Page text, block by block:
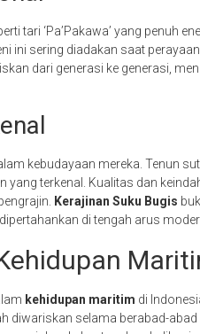
tari ‘Pa’Pakawa’ yang penuh
ini sering diadakan saat
dari generasi ke generasi,
kebudayaan mereka. Tenun
terkenal. Kualitas dan
Kerajinan Suku Bugis
di tengah arus
kehidupan maritim di
diwariskan selama berabad-